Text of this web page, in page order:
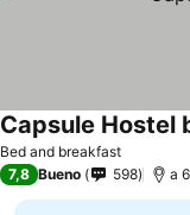
Bed and breakfast
Capsule Hostel
7,8 Bueno 598 a